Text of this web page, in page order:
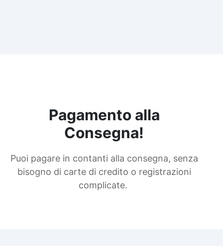
Pagamento alla
Consegna!
Puoi pagare in contanti alla consegna, senza
bisogno di carte di credito o registrazioni
complicate.